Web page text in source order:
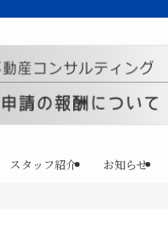
スタッフ紹介 お知らせ